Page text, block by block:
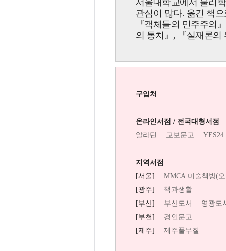
서울대학교에서 물리
관심이 많다. 옮긴 책
『객체들의 민주주의 』
의 통치 』 , 『실재론의
구입처
온라인서점 / 전국대형서점
알라딘
교보문고 YES24
지역서점
[서울] MMCA 미술책방(
[광주] 책과생활
[부산] 부산도서
영광도
[부천] 경인문고
[제주] 제주풀무질